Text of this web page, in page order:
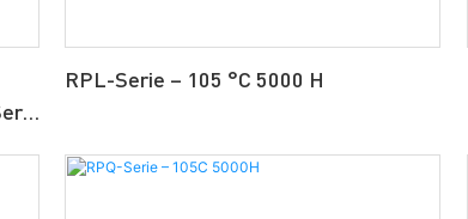
RPL-Serie – 105 °C 5000 H